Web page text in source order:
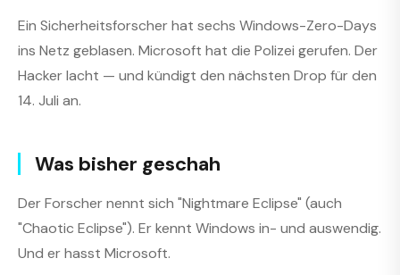
Ein Sicherheitsforscher hat sechs Windows-Zero-Days
ins Netz geblasen. Microsoft hat die Polizei gerufen. Der
Hacker lacht — und kündigt den nächsten Drop für den
14. Juli an.
Was bisher geschah
Der Forscher nennt sich "Nightmare Eclipse" (auch
"Chaotic Eclipse"). Er kennt Windows in- und auswendig.
Und er hasst Microsoft.